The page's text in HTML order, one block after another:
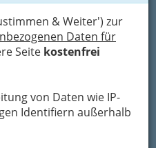
& Weiter') zur
Daten für
Seite kostenfrei
von Daten wie IP-
Identifiern außerhalb